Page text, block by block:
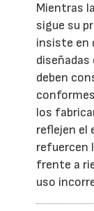
Mientras
sigue su
insiste en
deben
los
reflejen el
refuercen
frente a
uso